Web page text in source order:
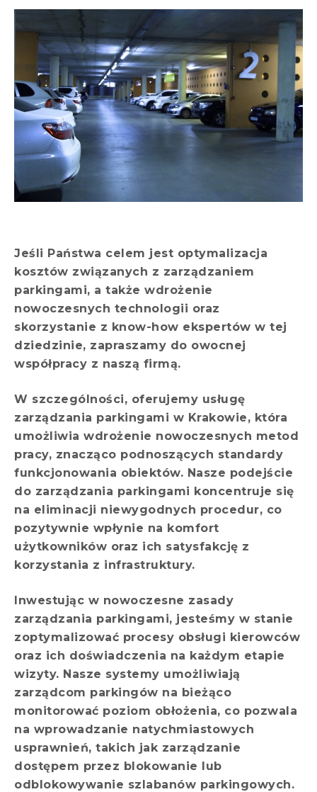
Jeśli Państwa celem jest optymalizacja
kosztów związanych z zarządzaniem
parkingami, a także wdrożenie
nowoczesnych technologii oraz
skorzystanie z know-how ekspertów w tej
dziedzinie, zapraszamy do owocnej
współpracy z naszą firmą.
W szczególności, oferujemy usługę
zarządzania parkingami w Krakowie, która
umożliwia wdrożenie nowoczesnych metod
pracy, znacząco podnoszących standardy
funkcjonowania obiektów. Nasze podejście
do zarządzania parkingami koncentruje się
na eliminacji niewygodnych procedur, co
pozytywnie wpłynie na komfort
użytkowników oraz ich satysfakcję z
korzystania z infrastruktury.
Inwestując w nowoczesne zasady
zarządzania parkingami, jesteśmy w stanie
zoptymalizować procesy obsługi kierowców
oraz ich doświadczenia na każdym etapie
wizyty. Nasze systemy umożliwiają
zarządcom parkingów na bieżąco
monitorować poziom obłożenia, co pozwala
na wprowadzanie natychmiastowych
usprawnień, takich jak zarządzanie
dostępem przez blokowanie lub
odblokowywanie szlabanów parkingowych.